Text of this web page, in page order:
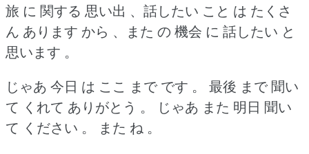
旅 に 関する 思い出 、話したい こと は たくさ
ん あります から 、また の 機会 に 話したい と
思います 。
じゃあ 今日 は ここ まで です 。
最後 まで 聞い
て くれて ありがとう 。
じゃあ また 明日 聞い
て ください 。
また ね 。